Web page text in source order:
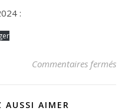
:
Commentaires fermés
AUSSI AIMER